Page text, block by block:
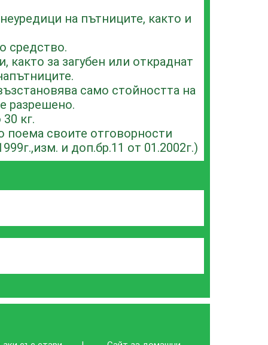
на пътниците, както и
средство.
за загубен или откраднат
само стойността на
разрешено.
кг.
поема своите отговорности
и доп.бр.11 от 01.2002г.)